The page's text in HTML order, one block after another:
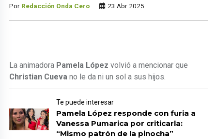
Por Redacción Onda Cero 23 Abr 2025
La animadora Pamela López volvió a mencionar que
Christian Cueva no le da ni un sol a sus hijos.
Te puede interesar
Pamela López responde con furia a
Vanessa Pumarica por criticarla:
“Mismo patrón de la pinocha”